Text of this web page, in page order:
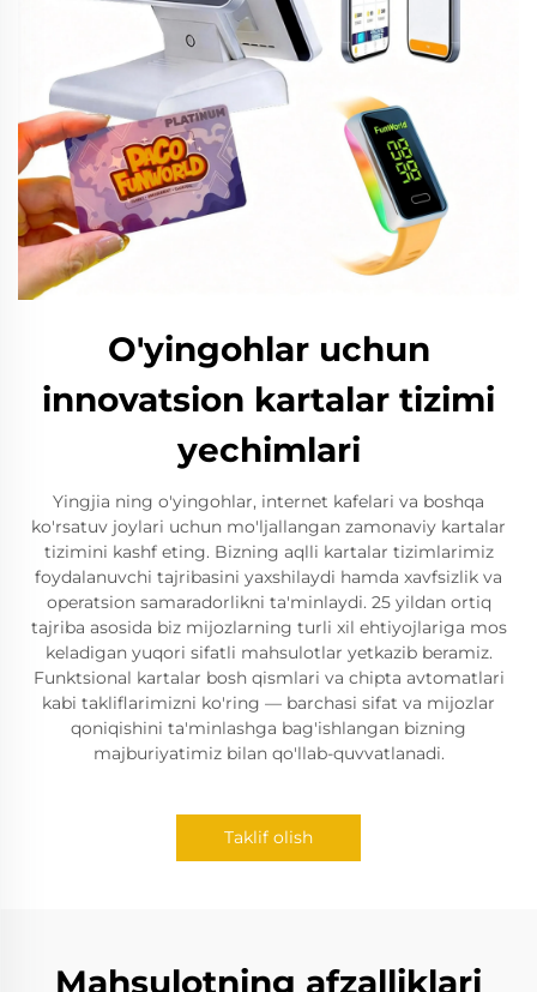
O'yingohlar uchun
innovatsion kartalar tizimi
yechimlari
Yingjia ning o'yingohlar, internet kafelari va boshqa
ko'rsatuv joylari uchun mo'ljallangan zamonaviy kartalar
tizimini kashf eting. Bizning aqlli kartalar tizimlarimiz
foydalanuvchi tajribasini yaxshilaydi hamda xavfsizlik va
operatsion samaradorlikni ta'minlaydi. 25 yildan ortiq
tajriba asosida biz mijozlarning turli xil ehtiyojlariga mos
keladigan yuqori sifatli mahsulotlar yetkazib beramiz.
Funktsional kartalar bosh qismlari va chipta avtomatlari
kabi takliflarimizni ko'ring — barchasi sifat va mijozlar
qoniqishini ta'minlashga bag'ishlangan bizning
majburiyatimiz bilan qo'llab-quvvatlanadi.
Taklif olish
Mahsulotning afzalliklari